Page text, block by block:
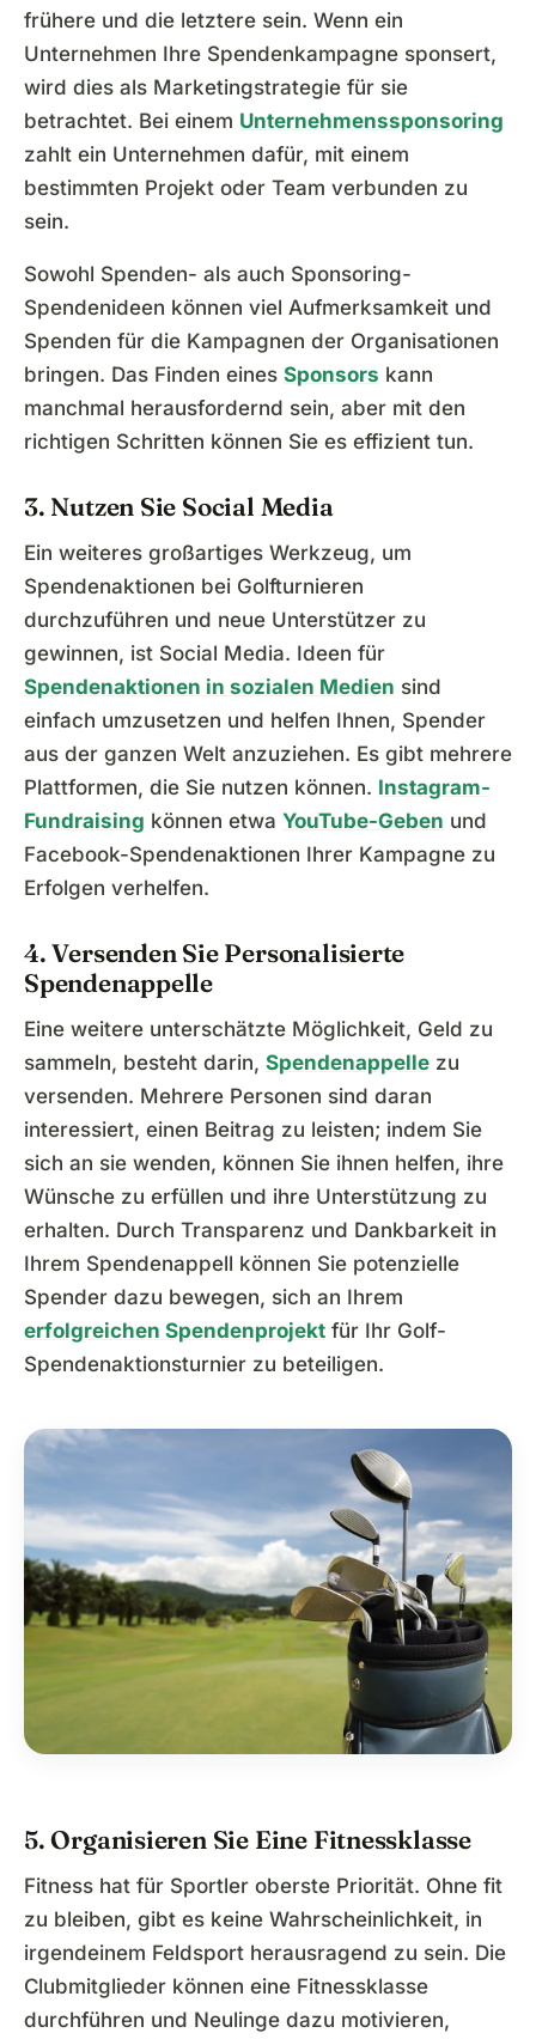
frühere und die letztere sein. Wenn ein
Unternehmen Ihre Spendenkampagne sponsert,
wird dies als Marketingstrategie für sie
betrachtet. Bei einem Unternehmenssponsoring
zahlt ein Unternehmen dafür, mit einem
bestimmten Projekt oder Team verbunden zu
sein.
Sowohl Spenden- als auch Sponsoring-
Spendenideen können viel Aufmerksamkeit und
Spenden für die Kampagnen der Organisationen
bringen. Das Finden eines Sponsors kann
manchmal herausfordernd sein, aber mit den
richtigen Schritten können Sie es effizient tun.
3. Nutzen Sie Social Media
Ein weiteres großartiges Werkzeug, um
Spendenaktionen bei Golfturnieren
durchzuführen und neue Unterstützer zu
gewinnen, ist Social Media. Ideen für
Spendenaktionen in sozialen Medien sind
einfach umzusetzen und helfen Ihnen, Spender
aus der ganzen Welt anzuziehen. Es gibt mehrere
Plattformen, die Sie nutzen können. Instagram-
Fundraising können etwa YouTube-Geben und
Facebook-Spendenaktionen Ihrer Kampagne zu
Erfolgen verhelfen.
4. Versenden Sie Personalisierte
Spendenappelle
Eine weitere unterschätzte Möglichkeit, Geld zu
sammeln, besteht darin, Spendenappelle zu
versenden. Mehrere Personen sind daran
interessiert, einen Beitrag zu leisten; indem Sie
sich an sie wenden, können Sie ihnen helfen, ihre
Wünsche zu erfüllen und ihre Unterstützung zu
erhalten. Durch Transparenz und Dankbarkeit in
Ihrem Spendenappell können Sie potenzielle
Spender dazu bewegen, sich an Ihrem
erfolgreichen Spendenprojekt für Ihr Golf-
Spendenaktionsturnier zu beteiligen.
5. Organisieren Sie Eine Fitnessklasse
Fitness hat für Sportler oberste Priorität. Ohne fit
zu bleiben, gibt es keine Wahrscheinlichkeit, in
irgendeinem Feldsport herausragend zu sein. Die
Clubmitglieder können eine Fitnessklasse
durchführen und Neulinge dazu motivieren,